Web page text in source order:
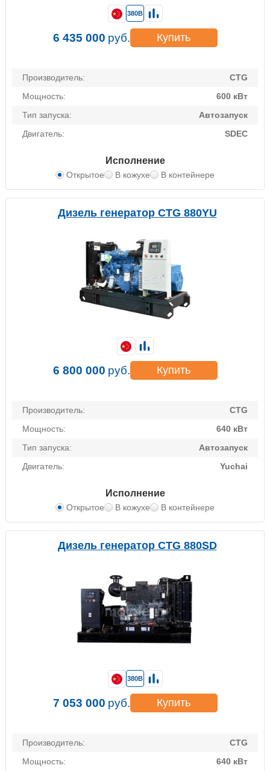
Производитель:
CTG
Мощность:
600 кВт
Тип запуска:
Автозапуск
Двигатель:
SDEC
Исполнение
Открытое В кожухе В контейнере
380В
6 435 000 руб. Купить
Дизель генератор CTG 880YU
Производитель:
CTG
Мощность:
640 кВт
Тип запуска:
Автозапуск
Двигатель:
Yuchai
Исполнение
Открытое В кожухе В контейнере
6 800 000 руб. Купить
Дизель генератор CTG 880SD
Производитель:
CTG
Мощность:
640 кВт
380В
7 053 000 руб. Купить